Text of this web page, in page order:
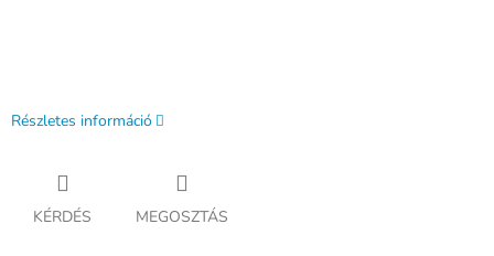
Részletes információ
KÉRDÉS MEGOSZTÁS